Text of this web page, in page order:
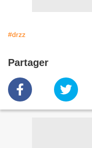
#drzz
Partager